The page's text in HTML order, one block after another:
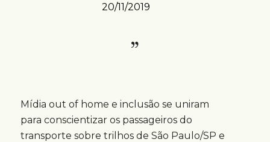
20/11/2019
Mídia out of home e inclusão se uniram
para conscientizar os passageiros do
transporte sobre trilhos de São Paulo/SP e